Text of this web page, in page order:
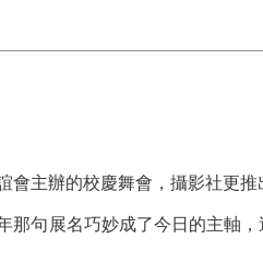
主辦的校慶舞會，攝影社更推
句展名巧妙成了今日的主軸